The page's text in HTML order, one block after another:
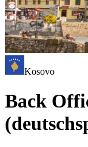
Kosovo
Back